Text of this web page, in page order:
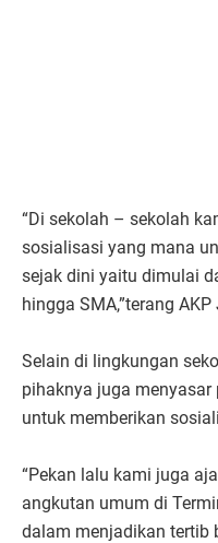
“Di sekolah – sekolah
sosialisasi yang mana
sejak dini yaitu dimulai
hingga SMA,”terang
Selain di lingkungan
pihaknya juga
untuk memberikan
“Pekan lalu kami juga
angkutan umum di
dalam menjadikan tertib